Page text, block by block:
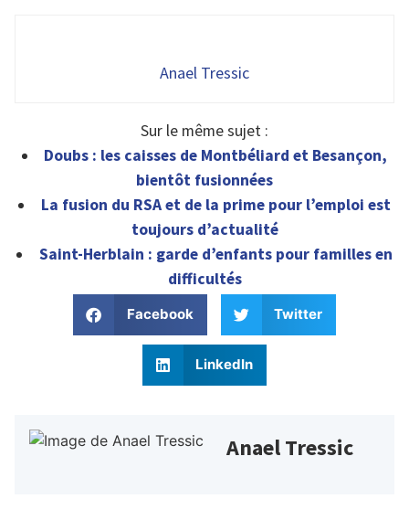
Anael Tressic
Sur le même sujet :
Doubs : les caisses de Montbéliard et Besançon,
bientôt fusionnées
La fusion du RSA et de la prime pour l’emploi est
toujours d’actualité
Saint-Herblain : garde d’enfants pour familles en
difficultés
Facebook Twitter
LinkedIn
Anael Tressic